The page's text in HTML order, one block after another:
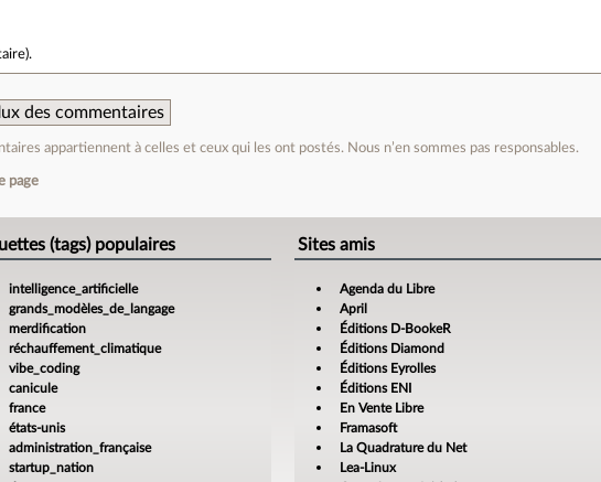
).
des commentaires
appartiennent à celles et ceux qui les ont postés. Nous n’en sommes pas responsables.
page
(tags) populaires
intelligence_artificielle
grands_modèles_de_langage
merdification
réchauffement_climatique
vibe_coding
canicule
france
états-unis
administration_française
startup_nation
Sites amis
Agenda du Libre
April
Éditions D-BookeR
Éditions Diamond
Éditions Eyrolles
Éditions ENI
En Vente Libre
Framasoft
La Quadrature du Net
Lea-Linux